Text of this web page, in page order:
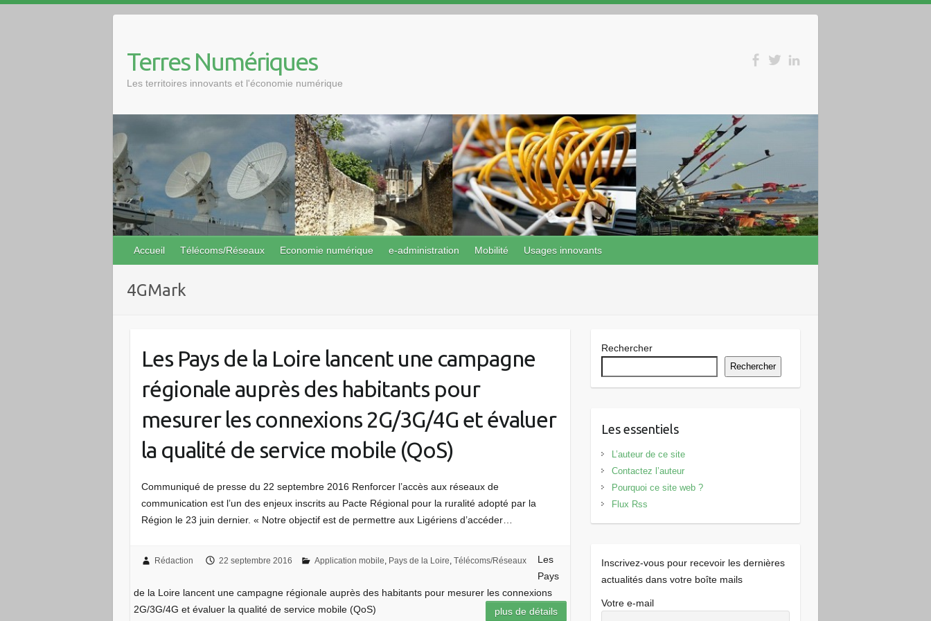
Terres Numériques
Les territoires innovants et l'économie numérique
Accueil Télécoms/Réseaux Economie numérique e-administration Mobilité Usages innovants
4GMark
Les Pays de la Loire lancent une campagne
régionale auprès des habitants pour
mesurer les connexions 2G/3G/4G et évaluer
la qualité de service mobile (QoS)
Communiqué de presse du 22 septembre 2016 Renforcer l’accès aux réseaux de
communication est l’un des enjeux inscrits au Pacte Régional pour la ruralité adopté par la
Région le 23 juin dernier. « Notre objectif est de permettre aux Ligériens d’accéder…
Rédaction 22 septembre 2016 Application mobile Pays de la Loire Télécoms/Réseaux
Les
Pays
de la Loire lancent une campagne régionale auprès des habitants pour mesurer les connexions
2G/3G/4G et évaluer la qualité de service mobile (QoS)
plus de détails
Rechercher
Rechercher
Les essentiels
L’auteur de ce site
Contactez l’auteur
Pourquoi ce site web ?
Flux Rss
Inscrivez-vous pour recevoir les dernières
actualités dans votre boîte mails
Votre e-mail